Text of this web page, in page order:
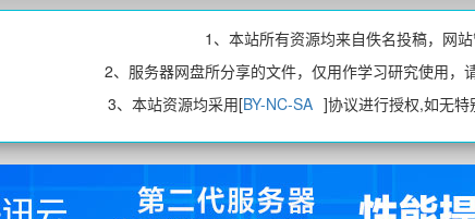
1、本站所有资源均来自佚名投稿，网
2、服务器网盘所分享的文件，仅用作学习研究使用，
3、本站资源均采用[BY-NC-SA ]协议进行授权,如无